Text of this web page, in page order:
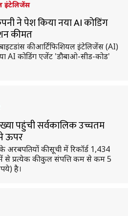
इंटेलिजेंस
ने पेश किया नया AI कोडिंग
कीमत
की आर्टिफिशियल इंटेलिजेंस (AI)
AI कोडिंग एजेंट 'डौबाओ-सीड-कोड'
पहुंची सर्वकालिक उच्चतम
ऊपर
अरबपतियों की सूची में रिकॉर्ड 1,434
से प्रत्येक की कुल संपत्ति कम से कम 5
है।